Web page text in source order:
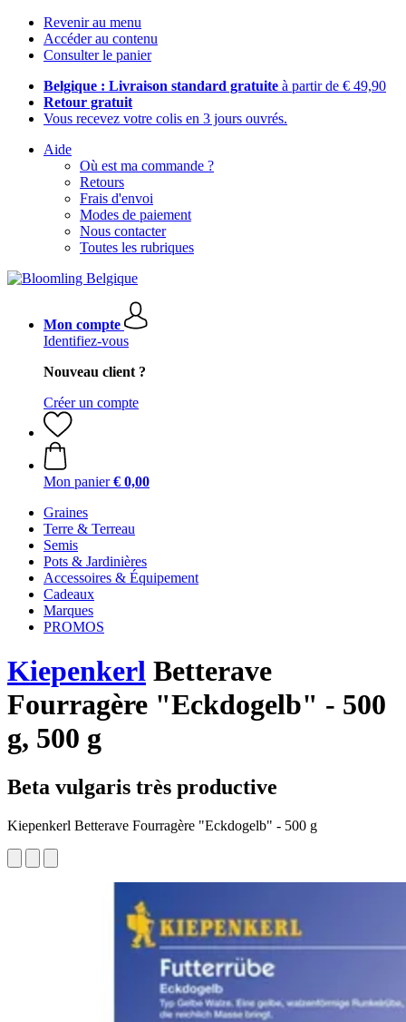
Revenir au menu
Accéder au contenu
Consulter le panier
Belgique : Livraison standard gratuite à partir de € 49,90
Retour gratuit
Vous recevez votre colis en 3 jours ouvrés.
Aide
Où est ma commande ?
Retours
Frais d'envoi
Modes de paiement
Nous contacter
Toutes les rubriques
Mon compte
Identifiez-vous
Nouveau client ?
Créer un compte
Mon panier € 0,00
Graines
Terre & Terreau
Semis
Pots & Jardinières
Accessoires & Équipement
Cadeaux
Marques
PROMOS
Kiepenkerl Betterave
Fourragère "Eckdogelb" - 500
g, 500 g
Beta vulgaris très productive
Kiepenkerl Betterave Fourragère "Eckdogelb" - 500 g